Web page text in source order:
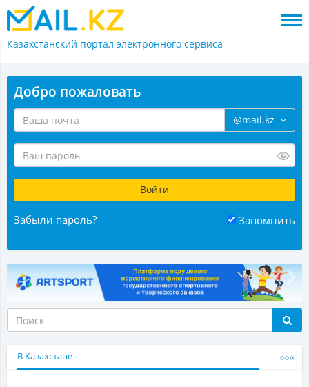
Казахстанский портал электронного сервиса
Добро пожаловать
@mail.kz
Забыли пароль? Запомнить
В Казахстане